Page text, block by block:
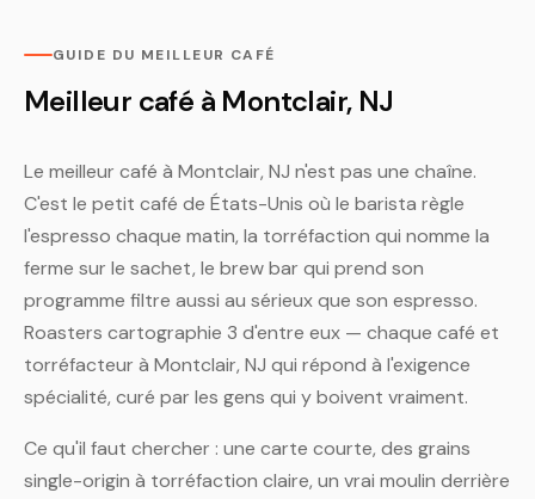
GUIDE DU MEILLEUR CAFÉ
Meilleur café à Montclair, NJ
Le meilleur café à Montclair, NJ n'est pas une chaîne.
C'est le petit café de États-Unis où le barista règle
l'espresso chaque matin, la torréfaction qui nomme la
ferme sur le sachet, le brew bar qui prend son
programme filtre aussi au sérieux que son espresso.
Roasters cartographie 3 d'entre eux — chaque café et
torréfacteur à Montclair, NJ qui répond à l'exigence
spécialité, curé par les gens qui y boivent vraiment.
Ce qu'il faut chercher : une carte courte, des grains
single-origin à torréfaction claire, un vrai moulin derrière